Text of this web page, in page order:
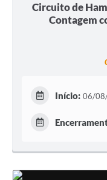
Circuito de
Contagem
Início: 06/